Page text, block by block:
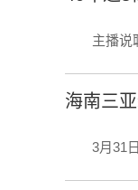
主播说联
海南三
3月31日